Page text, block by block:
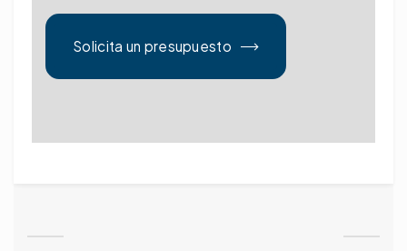
Solicita un presupuesto